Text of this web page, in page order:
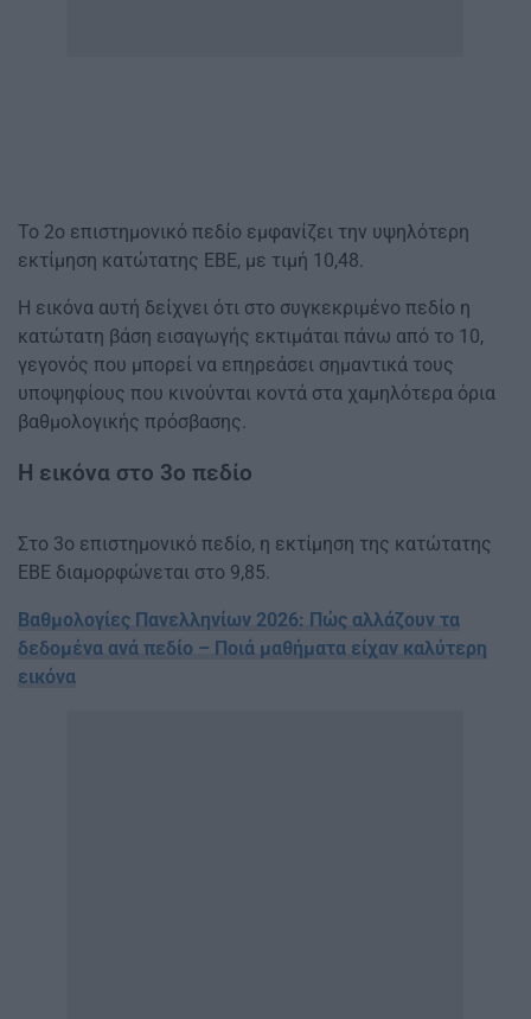
Το 2ο επιστημονικό πεδίο εμφανίζει την υψηλότερη
εκτίμηση κατώτατης ΕΒΕ, με τιμή 10,48.
Η εικόνα αυτή δείχνει ότι στο συγκεκριμένο πεδίο η
κατώτατη βάση εισαγωγής εκτιμάται πάνω από το 10,
γεγονός που μπορεί να επηρεάσει σημαντικά τους
υποψηφίους που κινούνται κοντά στα χαμηλότερα όρια
βαθμολογικής πρόσβασης.
Η εικόνα στο 3ο πεδίο
Στο 3ο επιστημονικό πεδίο, η εκτίμηση της κατώτατης
ΕΒΕ διαμορφώνεται στο 9,85.
Βαθμολογίες Πανελληνίων 2026: Πώς αλλάζουν τα
δεδομένα ανά πεδίο – Ποιά μαθήματα είχαν καλύτερη
εικόνα